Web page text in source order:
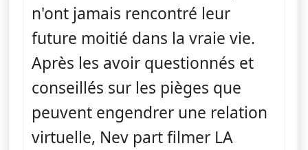
n'ont jamais rencontré leur
future moitié dans la vraie vie.
Après les avoir questionnés et
conseillés sur les pièges que
peuvent engendrer une relation
virtuelle, Nev part filmer LA